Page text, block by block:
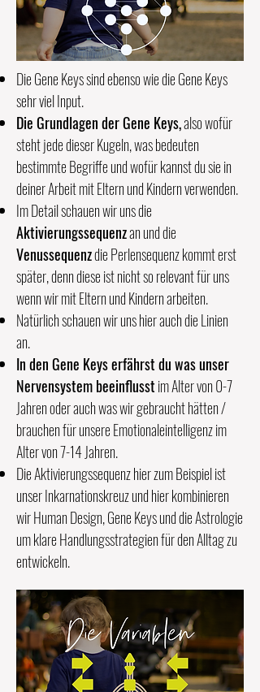
Die Gene Keys sind ebenso wie die Gene Keys
sehr viel Input.
Die Grundlagen der Gene Keys,also wofür
steht jede dieser Kugeln, was bedeuten
bestimmte Begriffe und wofür kannst du sie in
deiner Arbeit mit Eltern und Kindern verwenden.
Im Detail schauen wir uns die
Aktivierungssequenzan und die
Venussequenzdie Perlensequenz kommt erst
später, denn diese ist nicht so relevant für uns
wenn wir mit Eltern und Kindern arbeiten.
Natürlich schauen wir uns hier auch die Linien
an.
In den Gene Keys erfährst du was unser
Nervensystem beeinflusstim Alter von 0-7
Jahren oder auch was wir gebraucht hätten /
brauchen für unsere Emotionaleintelligenz im
Alter von 7-14 Jahren.
Die Aktivierungssequenz hier zum Beispiel ist
unser Inkarnationskreuz und hier kombinieren
wir Human Design, Gene Keys und die Astrologie
um klare Handlungsstrategien für den Alltag zu
entwickeln.